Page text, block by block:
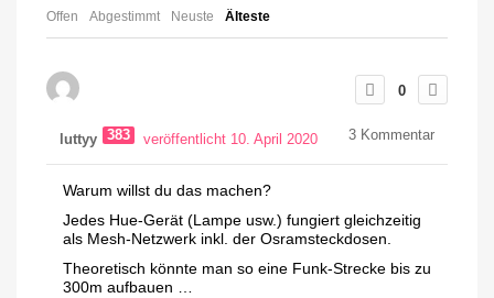
Offen Abgestimmt Neuste Älteste
0
luttyy 383 veröffentlicht 10. April 2020 3 Kommentar
Warum willst du das machen?
Jedes Hue-Gerät (Lampe usw.) fungiert gleichzeitig
als Mesh-Netzwerk inkl. der Osramsteckdosen.
Theoretisch könnte man so eine Funk-Strecke bis zu
300m aufbauen …